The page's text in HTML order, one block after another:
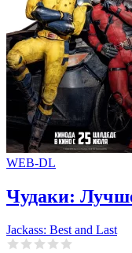
WEB-DL
Чудаки:
Jackass: Best and Last